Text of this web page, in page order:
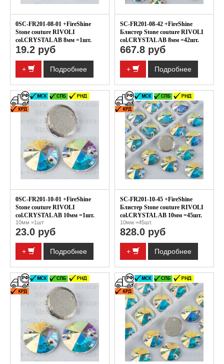
0SC-FR201-08-01 +FireShine
Stone couture RIVOLI
col.CRYSTAL AB 8мм =1шт.
19.2 руб
+ Подробнее
SC-FR201-08-42 +FireShine
Блистер Stone couture RIVOLI
col.CRYSTAL AB 8мм =42шт.
667.8 руб
+ Подробнее
0SC-FR201-10-01 +FireShine
Stone couture RIVOLI
col.CRYSTAL AB 10мм =1шт.
10мм =1шт
23.0 руб
+ Подробнее
SC-FR201-10-45 +FireShine
Блистер Stone couture RIVOLI
col.CRYSTAL AB 10мм =45шт.
10мм =45шт.
828.0 руб
+ Подробнее